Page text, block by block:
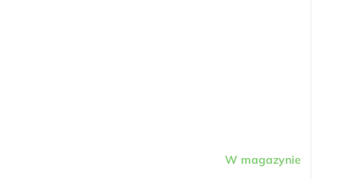
W magazynie